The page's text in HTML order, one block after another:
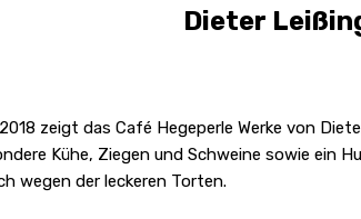
Dieter
zeigt das Café Hegeperle Werke von
Kühe, Ziegen und Schweine sowie ein
wegen der leckeren Torten.